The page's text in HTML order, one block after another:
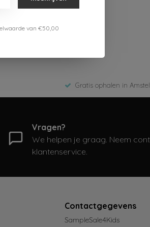
Gratis ophalen in
Vragen?
We helpen je graag. Neem
klantenservice.
Contactgegevens
SampleSale4Kids
van €50,00